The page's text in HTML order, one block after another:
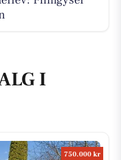
I
750.000 kr